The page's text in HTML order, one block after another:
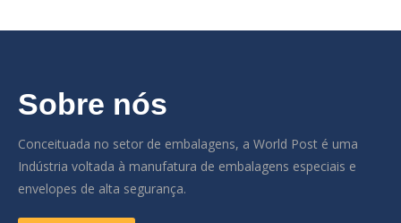
Sobre nós
Conceituada no setor de embalagens, a World Post é uma
Indústria voltada à manufatura de embalagens especiais e
envelopes de alta segurança.